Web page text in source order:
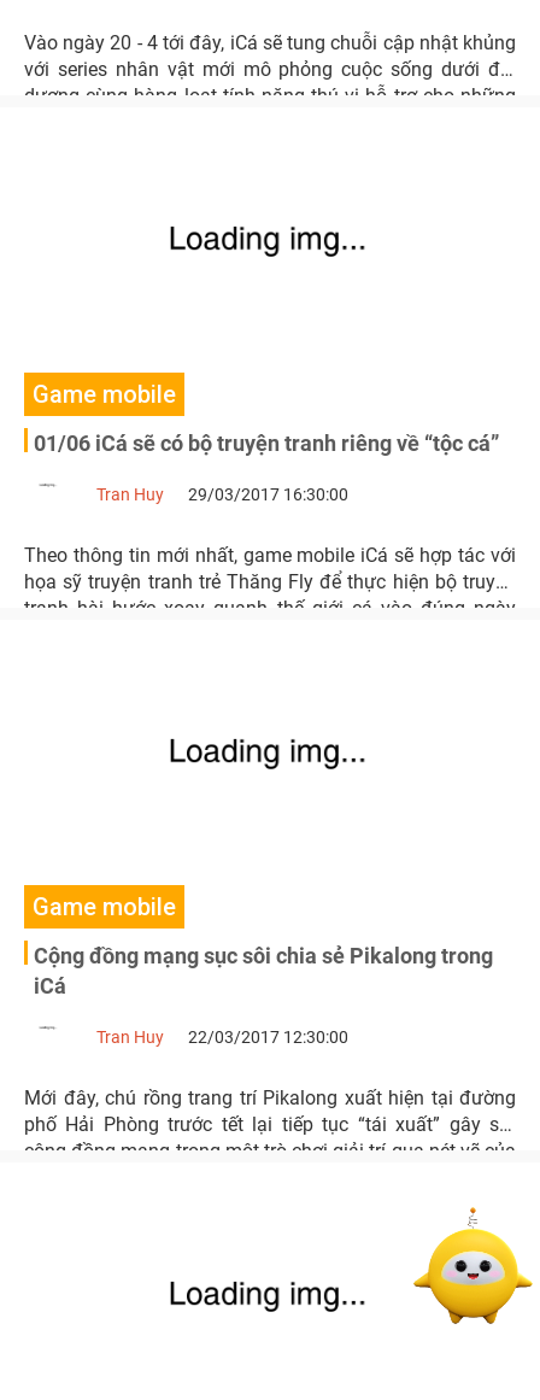
Vào ngày 20 - 4 tới đây, iCá sẽ tung chuỗi cập nhật khủng
với series nhân vật mới mô phỏng cuộc sống dưới đại
dương cùng hàng loạt tính năng thú vị hỗ trợ cho những
Game mobile
01/06 iCá sẽ có bộ truyện tranh riêng về “tộc cá”
Tran Huy 29/03/2017 16:30:00
Theo thông tin mới nhất, game mobile iCá sẽ hợp tác với
họa sỹ truyện tranh trẻ Thăng Fly để thực hiện bộ truyện
tranh hài hước xoay quanh thế giới cá vào đúng ngày
Game mobile
Cộng đồng mạng sục sôi chia sẻ Pikalong trong
iCá
Tran Huy 22/03/2017 12:30:00
Mới đây, chú rồng trang trí Pikalong xuất hiện tại đường
phố Hải Phòng trước tết lại tiếp tục “tái xuất” gây sốt
cộng đồng mạng trong một trò chơi giải trí qua nét vẽ của